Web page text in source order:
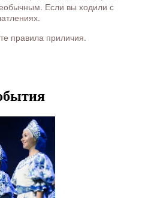
Если вы ходили с
правила приличия.